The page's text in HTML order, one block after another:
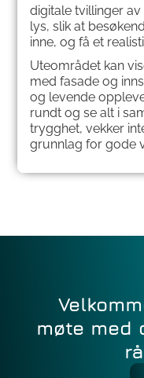
digitale tvillinger
lys, slik at
inne, og få et
Uteområdet kan
med fasade og
og levende
rundt og se alt i
trygghet, vekker
grunnlag for gode
møte med